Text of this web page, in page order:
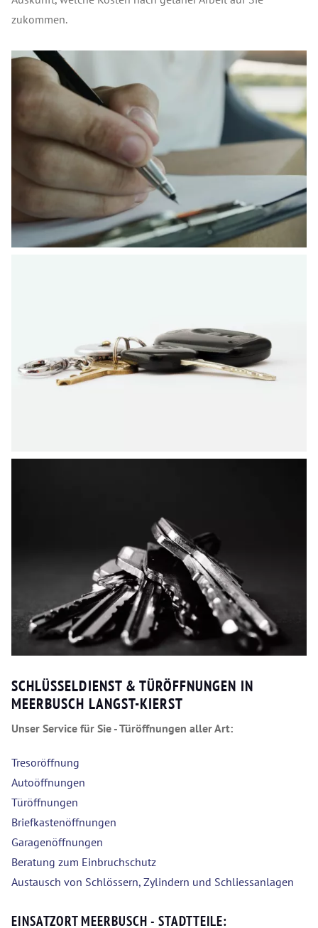
zukommen.
SCHLÜSSELDIENST & TÜRÖFFNUNGEN IN
MEERBUSCH LANGST-KIERST
Unser Service für Sie - Türöffnungen aller Art:
Tresoröffnung
Autoöffnungen
Türöffnungen
Briefkastenöffnungen
Garagenöffnungen
Beratung zum Einbruchschutz
Austausch von Schlössern, Zylindern und Schliessanlagen
EINSATZORT MEERBUSCH - STADTTEILE: